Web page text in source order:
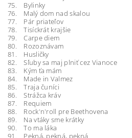
75. Bylinky
76. Malý dom nad skalou
77. Pár priateľov
78. Tisíckrát krajšie
79. Carpe diem
80. Rozoznávam
81. Husličky
82. Sľuby sa maj plniť cez Vianoce
83. Kým ťa mám
84. Made in Valmez
85. Traja čuníci
86. Strážca kráv
87. Requiem
88. Rock'n'roll pre Beethovena
89. Na vtáky sme krátky
90. To ma láka
91. Pekná, pekná, pekná